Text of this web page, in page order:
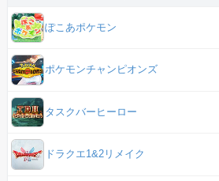
ぽこあポケモン
ポケモンチャンピオンズ
タスクバーヒーロー
ドラクエ1&2リメイク